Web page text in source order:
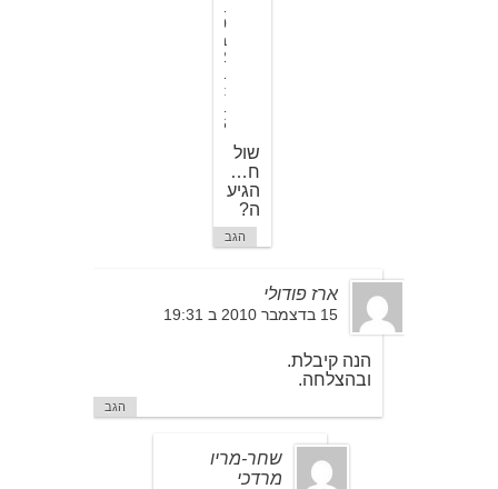
0
ב
2
:
6
שול
ח…
הגיע
ה?
הגב
ארז פודולי
15 בדצמבר 2010 ב 19:31
הנה קיבלת.
ובהצלחה.
הגב
שחר-מריו
מרדכי